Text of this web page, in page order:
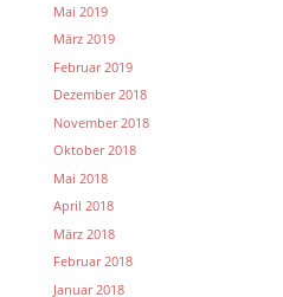
Mai 2019
März 2019
Februar 2019
Dezember 2018
November 2018
Oktober 2018
Mai 2018
April 2018
März 2018
Februar 2018
Januar 2018